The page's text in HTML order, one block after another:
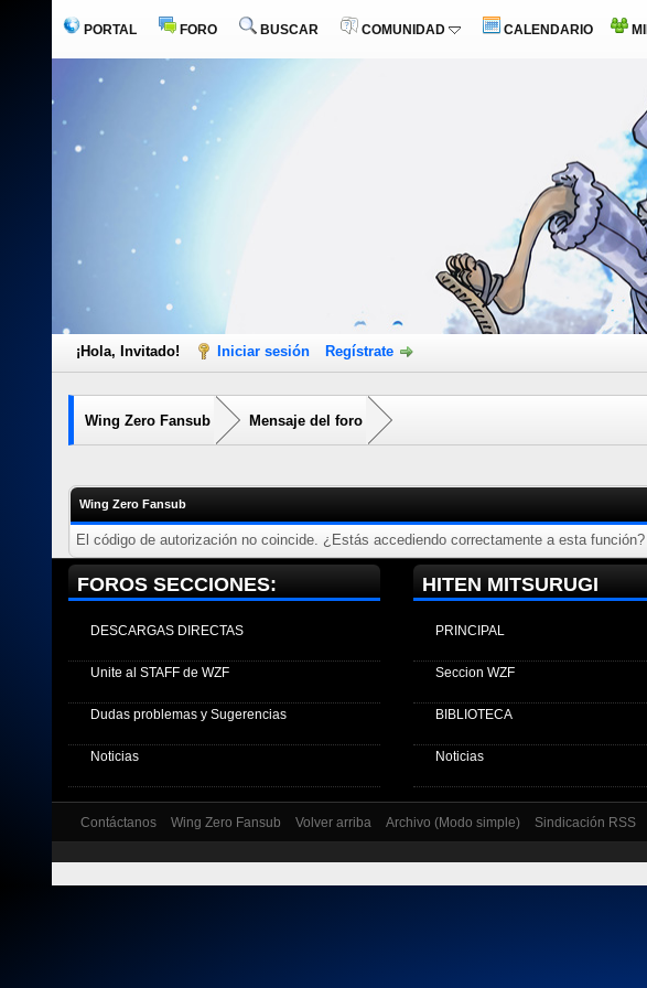
PORTAL FORO BUSCAR COMUNIDAD CALENDARIO
¡Hola, Invitado! Iniciar sesión Regístrate
Wing Zero Fansub Mensaje del foro
Wing Zero Fansub
El código de autorización no coincide. ¿Estás accediendo correctamente a esta
FOROS SECCIONES:
DESCARGAS DIRECTAS
Unite al STAFF de WZF
Dudas problemas y Sugerencias
Noticias
HITEN MITSURUGI
PRINCIPAL
Seccion WZF
BIBLIOTECA
Noticias
Contáctanos Wing Zero Fansub Volver arriba Archivo (Modo simple) Sindicación RSS